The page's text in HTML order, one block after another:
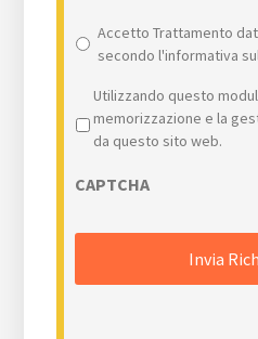
Accetto Trattamento
secondo l'informativa
Privacy *
Utilizzando questo
memorizzazione e la
da questo sito web.
CAPTCHA